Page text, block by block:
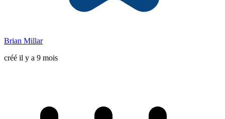
Brian Millar
créé il y a 9 mois